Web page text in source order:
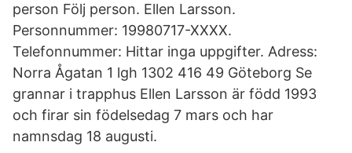
person Följ person. Ellen Larsson.
Personnummer: 19980717-XXXX.
Telefonnummer: Hittar inga uppgifter. Adress:
Norra Ågatan 1 lgh 1302 416 49 Göteborg Se
grannar i trapphus Ellen Larsson är född 1993
och firar sin födelsedag 7 mars och har
namnsdag 18 augusti.